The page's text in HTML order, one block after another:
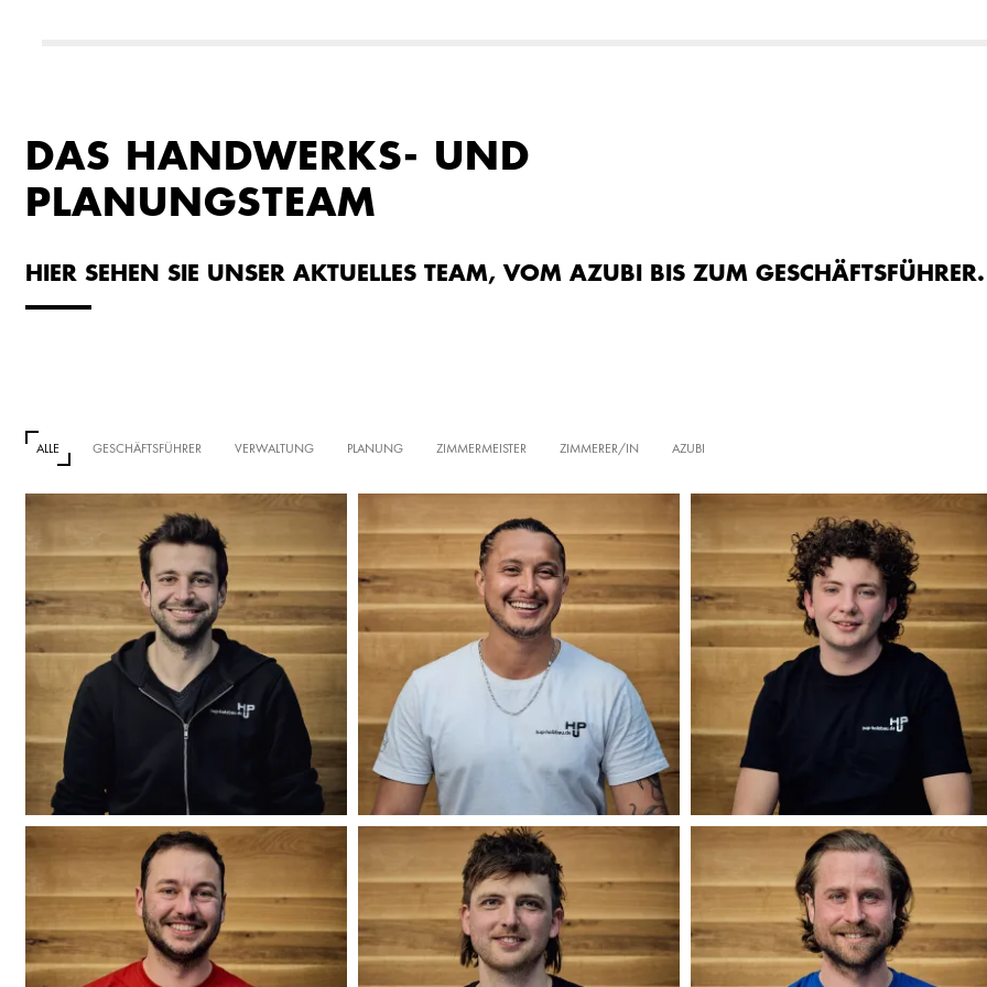
DAS HANDWERKS- UND
PLANUNGSTEAM
HIER SEHEN SIE UNSER AKTUELLES TEAM, VOM AZUBI BIS ZUM GESCHÄFTSFÜHRER.
ALLE GESCHÄFTSFÜHRER VERWALTUNG PLANUNG ZIMMERMEISTER ZIMMERER/IN AZUBI
Cristofer Farajo Elias Bauer